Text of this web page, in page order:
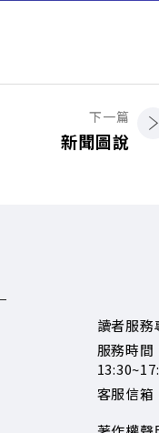
下一篇
新聞圖說
讀者服
服務時間
客服信